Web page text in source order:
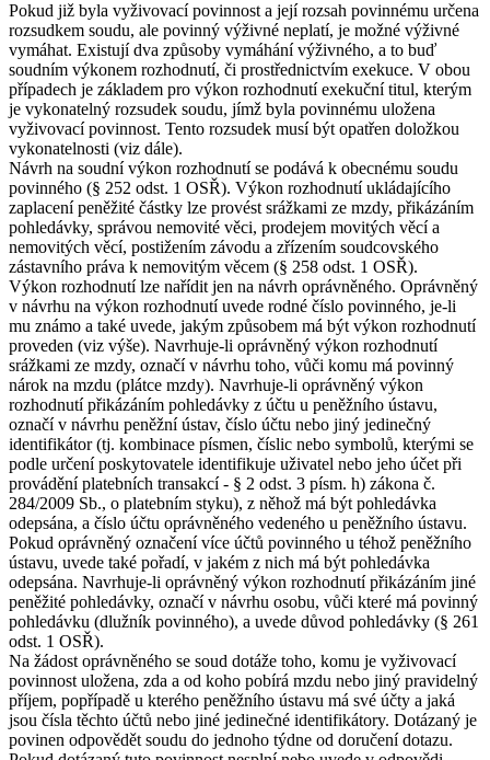
Pokud již byla vyživovací povinnost a její rozsah povinnému určena
rozsudkem soudu, ale povinný výživné neplatí, je možné výživné
vymáhat. Existují dva způsoby vymáhání výživného, a to buď
soudním výkonem rozhodnutí, či prostřednictvím exekuce. V obou
případech je základem pro výkon rozhodnutí exekuční titul, kterým
je vykonatelný rozsudek soudu, jímž byla povinnému uložena
vyživovací povinnost. Tento rozsudek musí být opatřen doložkou
vykonatelnosti (viz dále).
Návrh na soudní výkon rozhodnutí se podává k obecnému soudu
povinného (§ 252 odst. 1 OSŘ). Výkon rozhodnutí ukládajícího
zaplacení peněžité částky lze provést srážkami ze mzdy, přikázáním
pohledávky, správou nemovité věci, prodejem movitých věcí a
nemovitých věcí, postižením závodu a zřízením soudcovského
zástavního práva k nemovitým věcem (§ 258 odst. 1 OSŘ).
Výkon rozhodnutí lze nařídit jen na návrh oprávněného. Oprávněný
v návrhu na výkon rozhodnutí uvede rodné číslo povinného, je-li
mu známo a také uvede, jakým způsobem má být výkon rozhodnutí
proveden (viz výše). Navrhuje-li oprávněný výkon rozhodnutí
srážkami ze mzdy, označí v návrhu toho, vůči komu má povinný
nárok na mzdu (plátce mzdy). Navrhuje-li oprávněný výkon
rozhodnutí přikázáním pohledávky z účtu u peněžního ústavu,
označí v návrhu peněžní ústav, číslo účtu nebo jiný jedinečný
identifikátor (tj. kombinace písmen, číslic nebo symbolů, kterými se
podle určení poskytovatele identifikuje uživatel nebo jeho účet při
provádění platebních transakcí - § 2 odst. 3 písm. h) zákona č.
284/2009 Sb., o platebním styku), z něhož má být pohledávka
odepsána, a číslo účtu oprávněného vedeného u peněžního ústavu.
Pokud oprávněný označení více účtů povinného u téhož peněžního
ústavu, uvede také pořadí, v jakém z nich má být pohledávka
odepsána. Navrhuje-li oprávněný výkon rozhodnutí přikázáním jiné
peněžité pohledávky, označí v návrhu osobu, vůči které má povinný
pohledávku (dlužník povinného), a uvede důvod pohledávky (§ 261
odst. 1 OSŘ).
Na žádost oprávněného se soud dotáže toho, komu je vyživovací
povinnost uložena, zda a od koho pobírá mzdu nebo jiný pravidelný
příjem, popřípadě u kterého peněžního ústavu má své účty a jaká
jsou čísla těchto účtů nebo jiné jedinečné identifikátory. Dotázaný je
povinen odpovědět soudu do jednoho týdne od doručení dotazu.